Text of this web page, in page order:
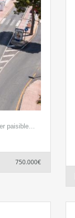
paisible…
750.000€